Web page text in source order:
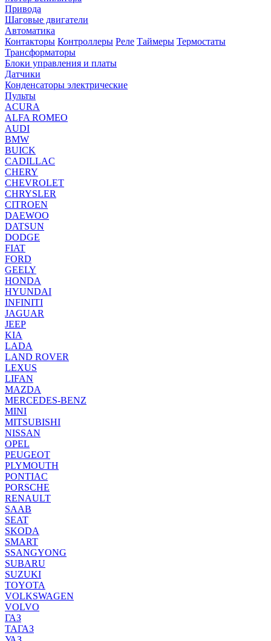
Привода
Шаговые двигатели
Автоматика
Контакторы Контроллеры Реле Таймеры Термостаты
Трансформаторы
Блоки управления и платы
Датчики
Конденсаторы электрические
Пульты
ACURA
ALFA ROMEO
AUDI
BMW
BUICK
CADILLAC
CHERY
CHEVROLET
CHRYSLER
CITROEN
DAEWOO
DATSUN
DODGE
FIAT
FORD
GEELY
HONDA
HYUNDAI
INFINITI
JAGUAR
JEEP
KIA
LADA
LAND ROVER
LEXUS
LIFAN
MAZDA
MERCEDES-BENZ
MINI
MITSUBISHI
NISSAN
OPEL
PEUGEOT
PLYMOUTH
PONTIAC
PORSCHE
RENAULT
SAAB
SEAT
SKODA
SMART
SSANGYONG
SUBARU
SUZUKI
TOYOTA
VOLKSWAGEN
VOLVO
ГАЗ
ТАГАЗ